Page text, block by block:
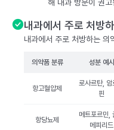
해 내과 방문이 권고
내과에서 주로 처방
내과에서 주로 처방하는 의
의약품 분류 성분 예시
항고혈압제
로사르탄, 암
핀
항당뇨제
메트포르민,
메피리드